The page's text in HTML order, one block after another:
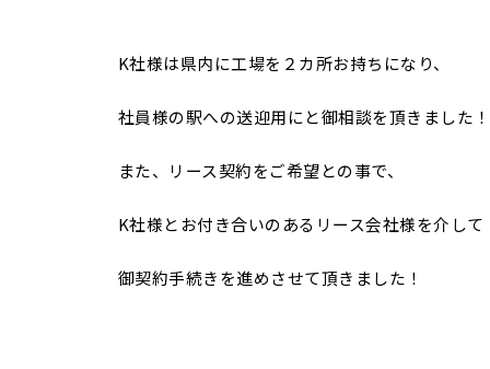
K社様は県内に工場を２カ所お持ちになり、
社員様の駅への送迎用にと御相談を頂きました！
また、リース契約をご希望との事で、
K社様とお付き合いのあるリース会社様を介して
御契約手続きを進めさせて頂きました！